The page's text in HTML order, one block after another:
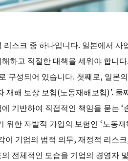
스크 중 하나입니다. 일본에서 사
하고 적절한 대책을 세워야 합니
구성되어 있습니다. 첫째로, 일본
해 보상 보험(노동재해보험)’. 둘
기반하여 직접적인 책임을 묻는 ‘
한 자발적 가입의 보험인 ‘노동
기업의 법적 의무, 재정적 리스
전체적인 모습을 기업의 경영자